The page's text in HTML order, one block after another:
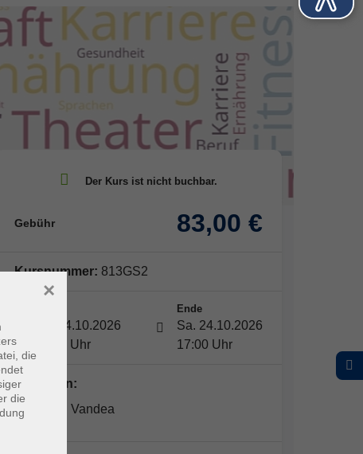
Gebühr 83,00 €
Kursnummer: 813GS2
Sa. 24.10.2026
10:00 Uhr
Ende
Sa. 24.10.2026
17:00 Uhr
Dozent*in:
Elisabeth Vandea
die
die
×